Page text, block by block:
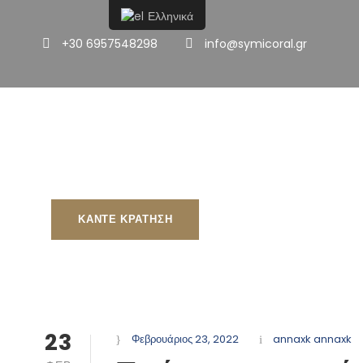
+30 6957548298 info@symicoral.gr
23 Φεβρουάριος 23, 2022 annaxk annaxk
Ελληνικά